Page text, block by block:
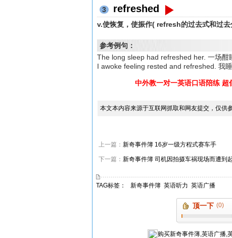
3 refreshed
v.使恢复，使振作( refresh的过去式和过
参考例句：
The long sleep had refreshed her. 一场酣
I awoke feeling rested and refreshed. 我
中外教一对一英语口语陪练 超
本文本内容来源于互联网抓取和网友提交，仅供
上一篇： 新奇事件簿 16岁一级方程式赛车手
下一篇： 新奇事件簿 司机因拍摄车祸现场而遭到
TAG标签： 新奇事件簿 英语听力 英语广播
顶一下 (0)
购买新奇事件薄,英语广播,